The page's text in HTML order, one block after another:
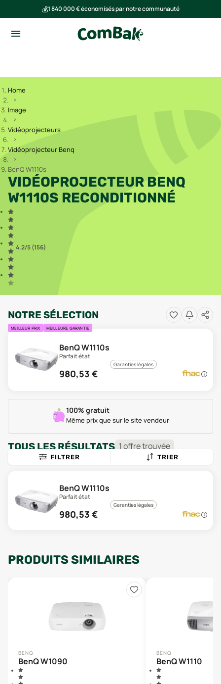
💰1 840 000 € économisés par notre communauté
Home
Image
Vidéoprojecteurs
Vidéoprojecteur Benq
BenQ W1110s
VIDÉOPROJECTEUR BENQ
W1110S RECONDITIONNÉ
4.2/5 (156)
NOTRE SÉLECTION
MEILLEUR PRIX MEILLEURE GARANTIE
BenQ W1110s
Parfait état
Garanties légales
980,53 €
100% gratuit
Même prix que sur le site vendeur
TOUS LES RÉSULTATS 1offretrouvée
FILTRER TRIER
BenQ W1110s
Parfait état
Garanties légales
980,53 €
PRODUITS SIMILAIRES
BENQ
BenQ W1090
BENQ
BenQ W1110